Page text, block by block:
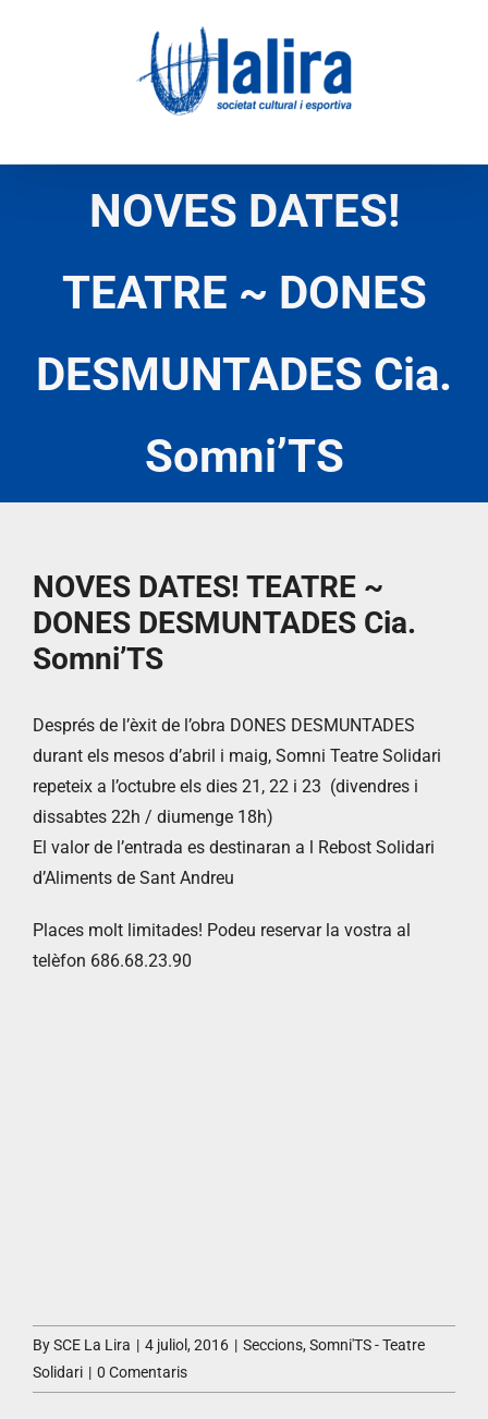
NOVES DATES!
TEATRE ~ DONES
DESMUNTADES Cia.
Somni’TS
NOVES DATES! TEATRE ~
DONES DESMUNTADES Cia.
Somni’TS
Després de l’èxit de l’obra DONES DESMUNTADES
durant els mesos d’abril i maig, Somni Teatre Solidari
repeteix a l’octubre els dies 21, 22 i 23 (divendres i
dissabtes 22h / diumenge 18h)
El valor de l’entrada es destinaran a l Rebost Solidari
d’Aliments de Sant Andreu
Places molt limitades! Podeu reservar la vostra al
telèfon 686.68.23.90
BySCE La Lira | 4 juliol, 2016 | Seccions,Somni'TS - Teatre
Solidari | 0 Comentaris